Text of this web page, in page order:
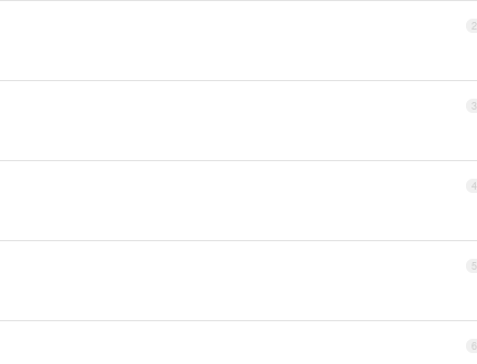
2
3
4
5
6